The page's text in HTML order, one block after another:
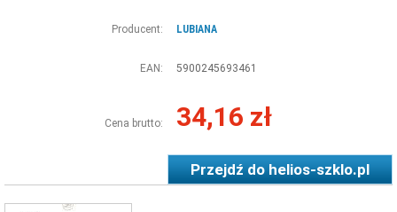
Producent: LUBIANA
EAN: 5900245693461
Cena brutto: 34,16 zł
Przejdź dohelios-szklo.pl